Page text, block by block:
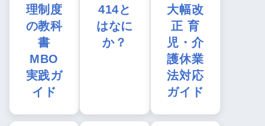
理制度
の教科
書
MBO
実践ガ
イド
414と
はなに
か？
大幅改
正 育
児・介
護休業
法対応
ガイド